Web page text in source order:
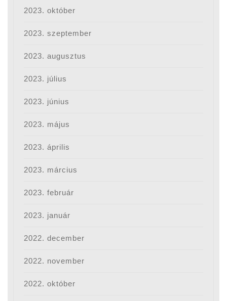
2023. október
2023. szeptember
2023. augusztus
2023. július
2023. június
2023. május
2023. április
2023. március
2023. február
2023. január
2022. december
2022. november
2022. október